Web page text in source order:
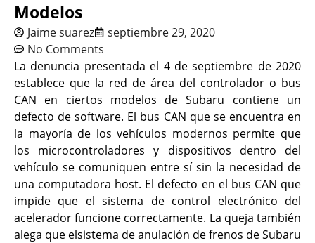
Modelos
Jaime suarez
septiembre 29, 2020
No Comments
La denuncia presentada el 4 de septiembre de 2020
establece que la red de área del controlador o bus
CAN en ciertos modelos de Subaru contiene un
defecto de software. El bus CAN que se encuentra en
la mayoría de los vehículos modernos permite que
los microcontroladores y dispositivos dentro del
vehículo se comuniquen entre sí sin la necesidad de
una computadora host. El defecto en el bus CAN que
impide que el sistema de control electrónico del
acelerador funcione correctamente. La queja también
alega que elsistema de anulación de frenos de Subaru